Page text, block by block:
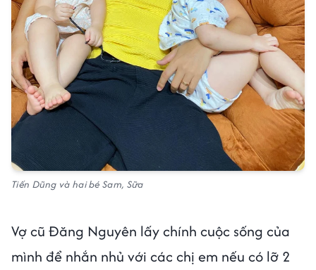
Tiến Dũng và hai bé Sam, Sữa
Vợ cũ Đăng Nguyên lấy chính cuộc sống của
mình để nhắn nhủ với các chị em nếu có lỡ 2